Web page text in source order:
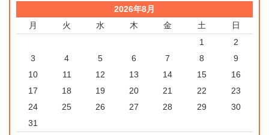
2026年8月
月
火 水 木 金 土
日
1
2
3
4 5 6 7 8
9
10
11 12 13 14 15
16
17
18 19 20 21 22
23
24
25 26 27 28 29
30
31